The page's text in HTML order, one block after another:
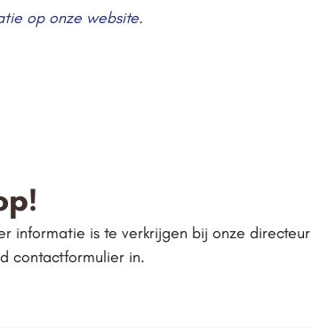
op onze website.
is te verkrijgen bij onze directeur
contactformulier in.